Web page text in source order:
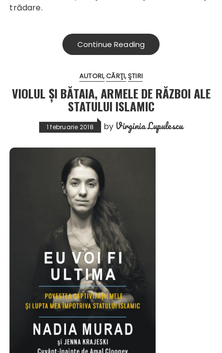
trădare.
Continue Reading
AUTORI CĂRŢI ŞTIRI
VIOLUL ŞI BĂTAIA, ARMELE DE RĂZBOI ALE
STATULUI ISLAMIC
1 februarie 2018 by Virginia Lupulescu